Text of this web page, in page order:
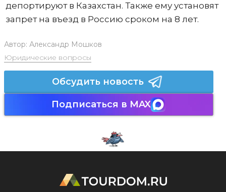
депортируют в Казахстан. Также ему установят
запрет на въезд в Россию сроком на 8 лет.
Автор: Александр Мошков
Юридические вопросы
Обсудить новость
Подписаться в MAX